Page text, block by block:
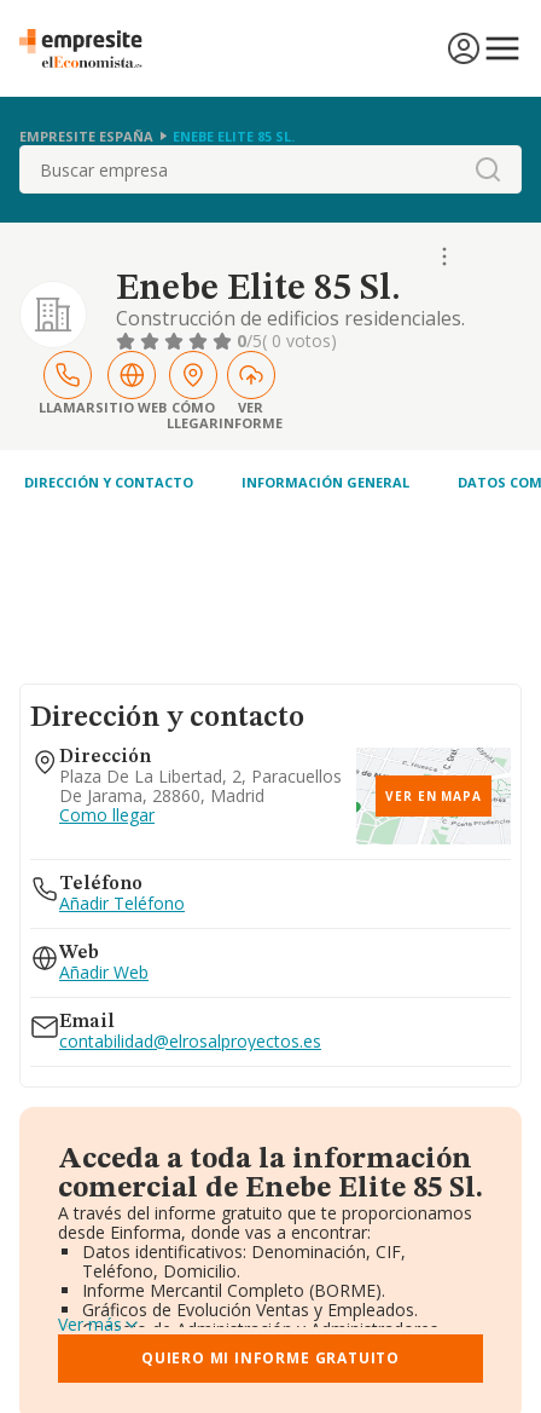
EMPRESITE ESPAÑA ENEBE ELITE 85 SL.
Buscar
Enebe Elite 85 Sl.
Construcción de edificios residenciales.
reformas en viviendas y locales y, más
concretamente revestimientos exteriores e
interiores de todas clases y en todo tipo de
obras. preparación y colocación de solados y
pavimentos de madera de cualquier clase.
0/5( 0 votos)
LLAMARSITIO WEB CÓMO
LLEGAR
VER
INFORME
DIRECCIÓN Y CONTACTO INFORMACIÓN GENERAL DATOS
Dirección y contacto
Dirección
Plaza De La Libertad, 2, Paracuellos
De Jarama, 28860, Madrid
Como llegar
VER EN MAPA
Teléfono
Añadir Teléfono
Web
Añadir Web
Email
contabilidad@elrosalproyectos.es
Acceda a toda la información
comercial de Enebe Elite 85 Sl.
A través del informe gratuito que te proporcionamos
desde Einforma, donde vas a encontrar:
Datos identificativos: Denominación, CIF,
Teléfono, Domicilio.
Informe Mercantil Completo (BORME).
Gráficos de Evolución Ventas y Empleados.
Consejo de Administración y Administradores.
Directivos y Ejecutivos.
Accionistas.
Participaciones y Vinculaciones en otras empresas.
Ver más
QUIERO MI INFORME GRATUITO